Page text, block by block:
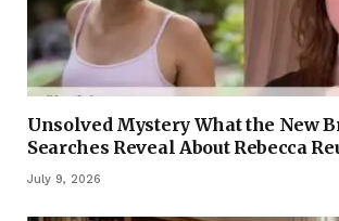
Unsolved Mystery What the New
Searches Reveal About Rebecca
July 9, 2026